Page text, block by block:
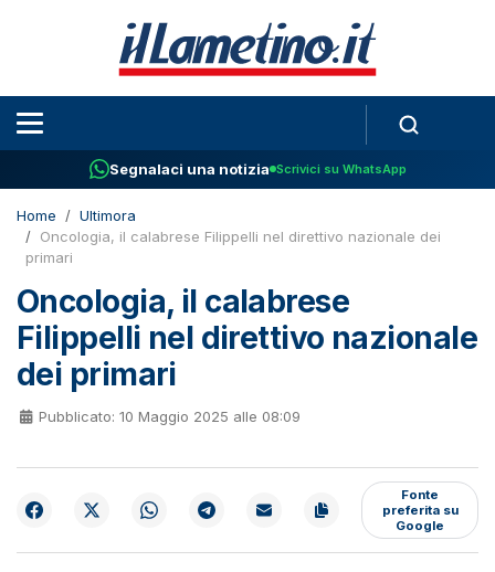
Segnalaci una notizia Scrivici su WhatsApp
Home
Ultimora
Oncologia, il calabrese Filippelli nel direttivo nazionale dei
primari
Oncologia, il calabrese
Filippelli nel direttivo nazionale
dei primari
Pubblicato: 10 Maggio 2025 alle 08:09
Fonte
preferita su
Google